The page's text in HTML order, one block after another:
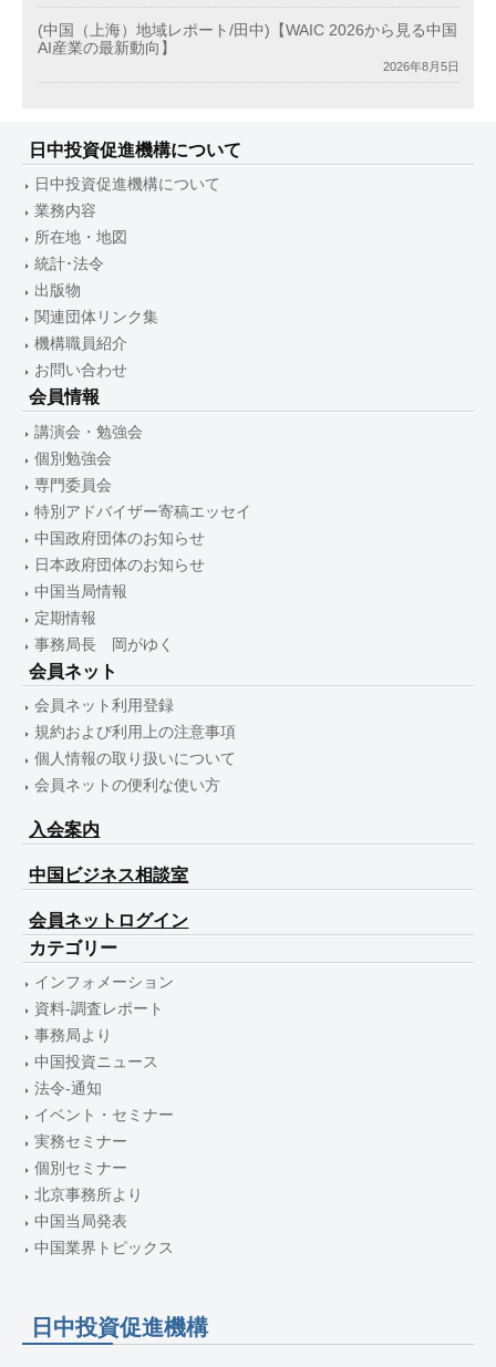
(中国（上海）地域レポート/田中)【WAIC 2026から見る中国
AI産業の最新動向】
2026年8月5日
日中投資促進機構について
日中投資促進機構について
業務内容
所在地・地図
統計･法令
出版物
関連団体リンク集
機構職員紹介
お問い合わせ
会員情報
講演会・勉強会
個別勉強会
専門委員会
特別アドバイザー寄稿エッセイ
中国政府団体のお知らせ
日本政府団体のお知らせ
中国当局情報
定期情報
事務局長 岡がゆく
会員ネット
会員ネット利用登録
規約および利用上の注意事項
個人情報の取り扱いについて
会員ネットの便利な使い方
入会案内
中国ビジネス相談室
会員ネットログイン
カテゴリー
インフォメーション
資料-調査レポート
事務局より
中国投資ニュース
法令-通知
イベント・セミナー
実務セミナー
個別セミナー
北京事務所より
中国当局発表
中国業界トピックス
日中投資促進機構